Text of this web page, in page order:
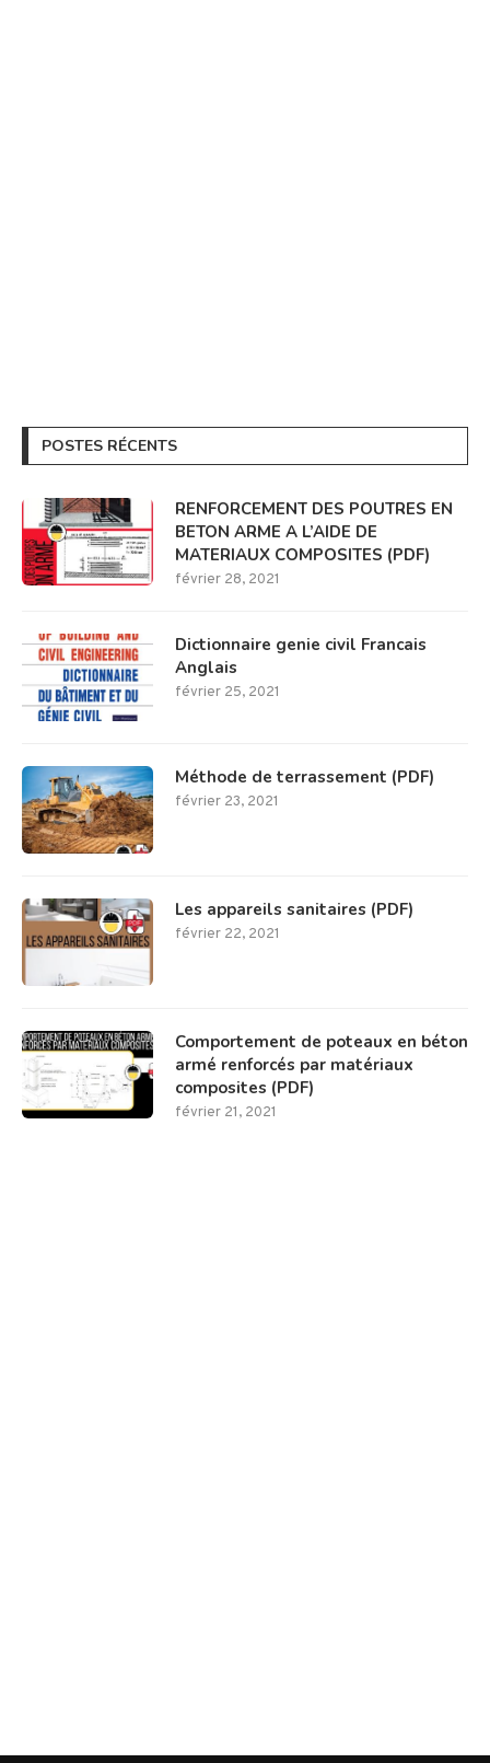
POSTES RÉCENTS
RENFORCEMENT DES POUTRES EN
BETON ARME A L’AIDE DE
MATERIAUX COMPOSITES (PDF)
février 28, 2021
Dictionnaire genie civil Francais
Anglais
février 25, 2021
Méthode de terrassement (PDF)
février 23, 2021
Les appareils sanitaires (PDF)
février 22, 2021
Comportement de poteaux en béton
armé renforcés par matériaux
composites (PDF)
février 21, 2021